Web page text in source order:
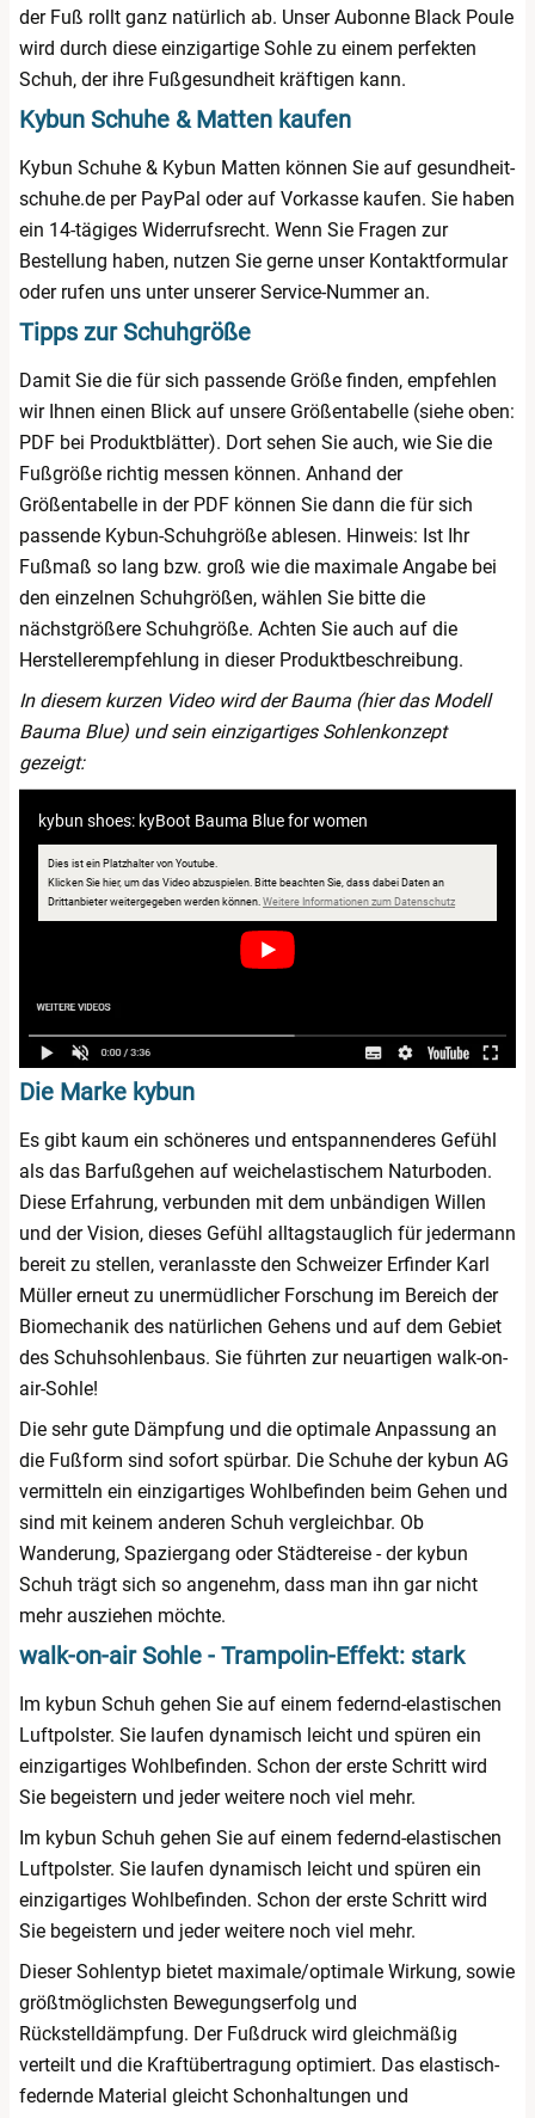
der Fuß rollt ganz natürlich ab. Unser Aubonne Black Poule
wird durch diese einzigartige Sohle zu einem perfekten
Schuh, der ihre Fußgesundheit kräftigen kann.
Kybun Schuhe & Matten kaufen
Kybun Schuhe & Kybun Matten können Sie auf gesundheit-
schuhe.de per PayPal oder auf Vorkasse kaufen. Sie haben
ein 14-tägiges Widerrufsrecht. Wenn Sie Fragen zur
Bestellung haben, nutzen Sie gerne unser Kontaktformular
oder rufen uns unter unserer Service-Nummer an.
Tipps zur Schuhgröße
Damit Sie die für sich passende Größe finden, empfehlen
wir Ihnen einen Blick auf unsere Größentabelle (siehe oben:
PDF bei Produktblätter). Dort sehen Sie auch, wie Sie die
Fußgröße richtig messen können. Anhand der
Größentabelle in der PDF können Sie dann die für sich
passende Kybun-Schuhgröße ablesen. Hinweis: Ist Ihr
Fußmaß so lang bzw. groß wie die maximale Angabe bei
den einzelnen Schuhgrößen, wählen Sie bitte die
nächstgrößere Schuhgröße. Achten Sie auch auf die
Herstellerempfehlung in dieser Produktbeschreibung.
In diesem kurzen Video wird der Bauma (hier das Modell
Bauma Blue) und sein einzigartiges Sohlenkonzept
gezeigt:
kybun shoes: kyBoot Bauma Blue for women
Dies ist ein Platzhalter von Youtube.
Klicken Sie hier, um das Video abzuspielen. Bitte beachten Sie, dass dabei Daten an
Drittanbieter weitergegeben werden können. Weitere Informationen zum Datenschutzöffnet in neuem
Die Marke kybun
Es gibt kaum ein schöneres und entspannenderes Gefühl
als das Barfußgehen auf weichelastischem Naturboden.
Diese Erfahrung, verbunden mit dem unbändigen Willen
und der Vision, dieses Gefühl alltagstauglich für jedermann
bereit zu stellen, veranlasste den Schweizer Erfinder Karl
Müller erneut zu unermüdlicher Forschung im Bereich der
Biomechanik des natürlichen Gehens und auf dem Gebiet
des Schuhsohlenbaus. Sie führten zur neuartigen walk-on-
air-Sohle!
Die sehr gute Dämpfung und die optimale Anpassung an
die Fußform sind sofort spürbar. Die Schuhe der kybun AG
vermitteln ein einzigartiges Wohlbefinden beim Gehen und
sind mit keinem anderen Schuh vergleichbar. Ob
Wanderung, Spaziergang oder Städtereise - der kybun
Schuh trägt sich so angenehm, dass man ihn gar nicht
mehr ausziehen möchte.
walk-on-air Sohle - Trampolin-Effekt: stark
Im kybun Schuh gehen Sie auf einem federnd-elastischen
Luftpolster. Sie laufen dynamisch leicht und spüren ein
einzigartiges Wohlbefinden. Schon der erste Schritt wird
Sie begeistern und jeder weitere noch viel mehr.
Im kybun Schuh gehen Sie auf einem federnd-elastischen
Luftpolster. Sie laufen dynamisch leicht und spüren ein
einzigartiges Wohlbefinden. Schon der erste Schritt wird
Sie begeistern und jeder weitere noch viel mehr.
Dieser Sohlentyp bietet maximale/optimale Wirkung, sowie
größtmöglichsten Bewegungserfolg und
Rückstelldämpfung. Der Fußdruck wird gleichmäßig
verteilt und die Kraftübertragung optimiert. Das elastisch-
federnde Material gleicht Schonhaltungen und